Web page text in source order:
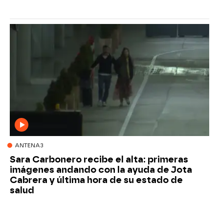
ANTENA3
Sara Carbonero recibe el alta: primeras
imágenes andando con la ayuda de Jota
Cabrera y última hora de su estado de
salud